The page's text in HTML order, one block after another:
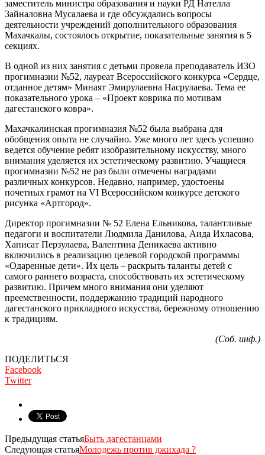
заместитель министра образования и науки РД Нателла
Зайналовна Мусалаева и где обсуждались вопросы
деятельности учреждений дополнительного образования
Махачкалы, состоялось открытие, показательные занятия в 5
секциях.
В одной из них занятия с детьми провела преподаватель ИЗО
прогимназии №52, лауреат Всероссийского конкурса «Сердце,
отданное детям» Минаят Эмирулаевна Насрулаева. Тема ее
показательного урока – «Проект коврика по мотивам
дагестанского ковра».
Махачкалинская прогимназия №52 была выбрана для
обобщения опыта не случайно. Уже много лет здесь успешно
ведется обучение ребят изобразительному искусству, много
внимания уделяется их эстетическому развитию. Учащиеся
прогимназии №52 не раз были отмечены наградами
различных конкурсов. Недавно, например, удостоены
почетных грамот на VI Всероссийском конкурсе детского
рисунка «Артгород».
Директор прогимназии № 52 Елена Ельникова, талантливые
педагоги и воспитатели Людмила Данилова, Аида Ихласова,
Хаписат Перзулаева, Валентина Деникаева активно
включились в реализацию целевой городской программы
«Одаренные дети». Их цель – раскрыть таланты детей с
самого раннего возраста, способствовать их эстетическому
развитию. Причем много внимания они уделяют
преемственности, поддержанию традиций народного
дагестанского прикладного искусства, бережному отношению
к традициям.
(Соб. инф.)
ПОДЕЛИТЬСЯ
Facebook
Twitter
Предыдущая статьяБыть дагестанцами
Следующая статьяМолодежь против джихада ?